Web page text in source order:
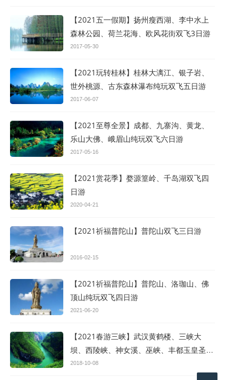
【2021五一假期】扬州瘦西湖、李中水上
森林公园、荷兰花海、欧风花街双飞3日游
2017-05-30
【2021玩转桂林】桂林大漓江、银子岩、
世外桃源、古东森林瀑布纯玩双飞五日游
2017-06-07
【2021至尊全景】成都、九寨沟、黄龙、
乐山大佛、峨眉山纯玩双飞六日游
2017-05-16
【2021赏花季】婺源篁岭、千岛湖双飞四
日游
2020-04-21
【2021祈福普陀山】普陀山双飞三日游
2016-02-15
【2021祈福普陀山】普陀山、洛珈山、佛
顶山纯玩双飞四日游
2021-06-20
【2021春游三峡】武汉黄鹤楼、三峡大
坝、西陵峡、神女溪、巫峡、丰都玉皇圣
地、磁器口双飞六日游
2018-10-08